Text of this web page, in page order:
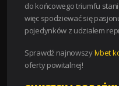
do końcowego triumfu
więc spodziewać się
pojedynków z udziałem
Sprawdź najnowszylvbet
oferty powitalnej!